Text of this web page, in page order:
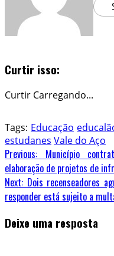
Curtir isso:
Curtir Carregando...
Tags: Educação
estudanes Vale do Aço
Previous: Município
elaboração de projetos de
Next: Dois recenseadores
responder está sujeito a
Deixe uma resposta